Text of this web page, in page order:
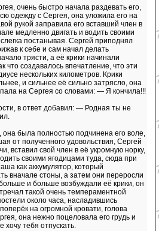
очень быстро начала раздевать его,
одежду с Сергея, она уложила его на
рукой заправила его вставший член в
медленно двигать и водить своими
постанывая. Сергей приподнял
к себе и сам начал делать
трясти, а её крики начинали
что создавалось впечатление, что эти
нескольких километров. Крики
и сильнее её сильно затрясло, она
на Сергея со словами: — Я кончила!!!
в ответ добавил: — Родная ты не
была полностью подчинена его воле,
от полученного удовольствия, Сергей
вставил свой член в её укромную норку,
своими ягодицами туда, сюда при
как аккумулятор, который
вначале стоны, а затем они переросли
и больше возбуждали её крики, он
такой очень темпераментной
около часа, насладившись
на огромной кровати, голова
она нежно поцеловала его грудь и
тебя отпускать.